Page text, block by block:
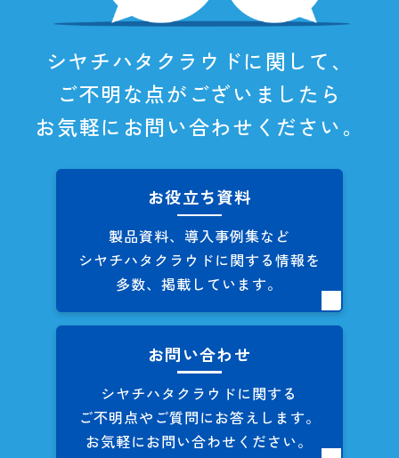
シヤチハタクラウドに関して、
ご不明な点がございましたら
お気軽にお問い合わせください。
お役立ち資料
製品資料、導入事例集など
シヤチハタクラウドに関する情報を
多数、掲載しています。
お問い合わせ
シヤチハタクラウドに関する
ご不明点やご質問にお答えします。
お気軽にお問い合わせください。